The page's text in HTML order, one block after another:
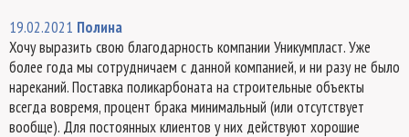
19.02.2021 Полина
Хочу выразить свою благодарность компании Уникумпласт. Уже
более года мы сотрудничаем с данной компанией, и ни разу не было
нареканий. Поставка поликарбоната на строительные объекты
всегда вовремя, процент брака минимальный (или отсутствует
вообще). Для постоянных клиентов у них действуют хорошие